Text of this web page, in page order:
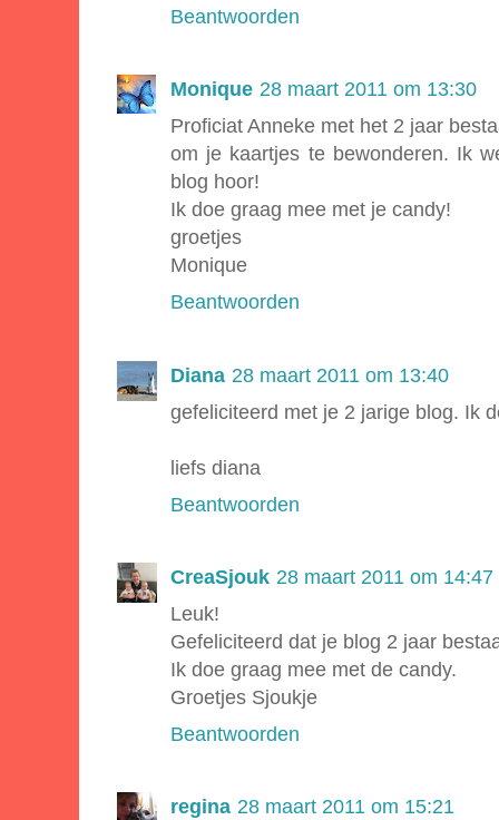
Beantwoorden
Monique 28 maart 2011 om 13:30
Proficiat Anneke met het 2 jaar
om je kaartjes te bewonderen. Ik
blog hoor!
Ik doe graag mee met je candy!
groetjes
Monique
Beantwoorden
Diana 28 maart 2011 om 13:40
gefeliciteerd met je 2 jarige blog. Ik
liefs diana
Beantwoorden
CreaSjouk 28 maart 2011 om 14:47
Leuk!
Gefeliciteerd dat je blog 2 jaar
Ik doe graag mee met de candy.
Groetjes Sjoukje
Beantwoorden
regina 28 maart 2011 om 15:21